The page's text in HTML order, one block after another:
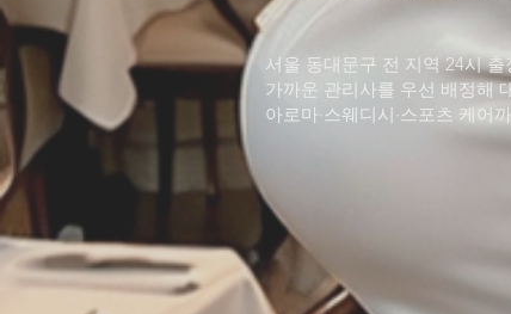
서울 동대문구 전 지역 24시
가까운 관리사를 우선 배정해
아로마·스웨디시·스포츠 케어